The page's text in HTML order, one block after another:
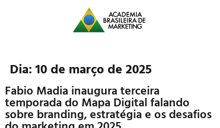
Dia: 10 de março de 2025
Fabio Madia inaugura terceira
temporada do Mapa Digital falando
sobre branding, estratégia e os desafios